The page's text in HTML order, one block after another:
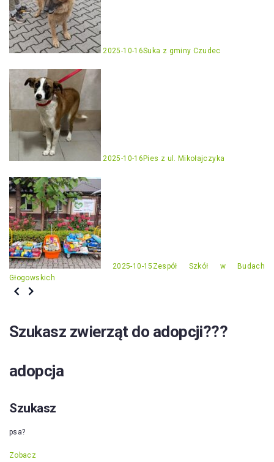
2025-10-16Suka z gminy Czudec
2025-10-16 Pies z ul. Mikołajczyka
2025-10-15 Zespół Szkół w Budach
Głogowskich
Szukasz zwierząt do adopcji???
adopcja
Szukasz
psa?
Zobacz